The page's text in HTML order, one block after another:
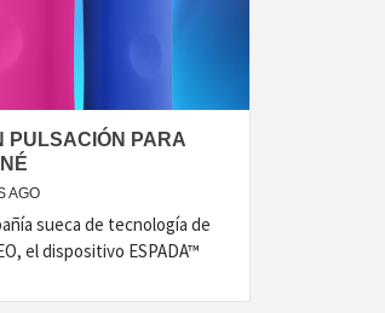
PULSACIÓN PARA
AGO
sueca de tecnología de
el dispositivo ESPADA™